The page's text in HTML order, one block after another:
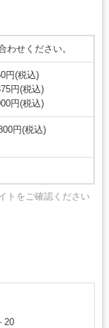
せください。
(税込)
円(税込)
円(税込)
円(税込)
トをご確認ください
20